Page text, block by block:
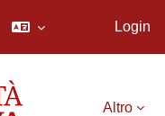
Login
Altro